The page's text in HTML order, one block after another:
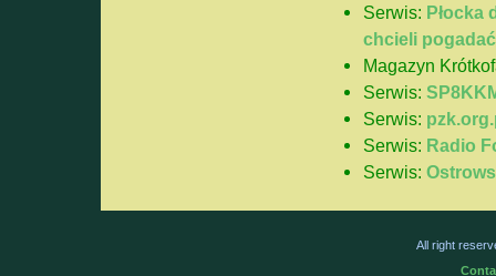
Serwis: Płocka
chcieli
Magazyn
Serwis:
Serwis:
Serwis: Radio
Serwis:
All right